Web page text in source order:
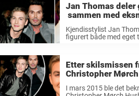
Jan Thomas
sammen med
Kjendisstylist Jan
figurert både med eget
blant ...
Etter skilsmissen
Christopher
I mars 2015 ble det